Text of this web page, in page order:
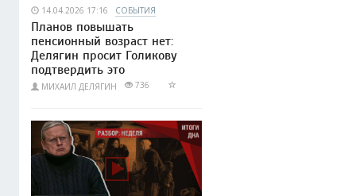
14.04.2026 17:16 СОБЫТИЯ
Планов повышать
пенсионный возраст нет:
Делягин просит Голикову
подтвердить это
МИХАИЛ ДЕЛЯГИН 736